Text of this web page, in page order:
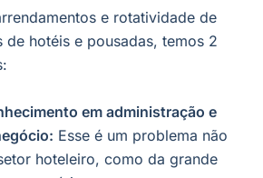
e rotatividade de
de hotéis e pousadas, temos 2
em administração e
Esse é um problema não
hoteleiro, como da grande